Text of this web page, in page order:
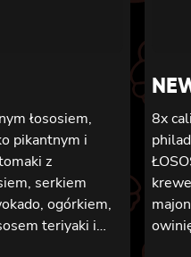
łososiem,
pikantnym i
z
serkiem
ogórkiem,
teriyaki i
8x
owinięta